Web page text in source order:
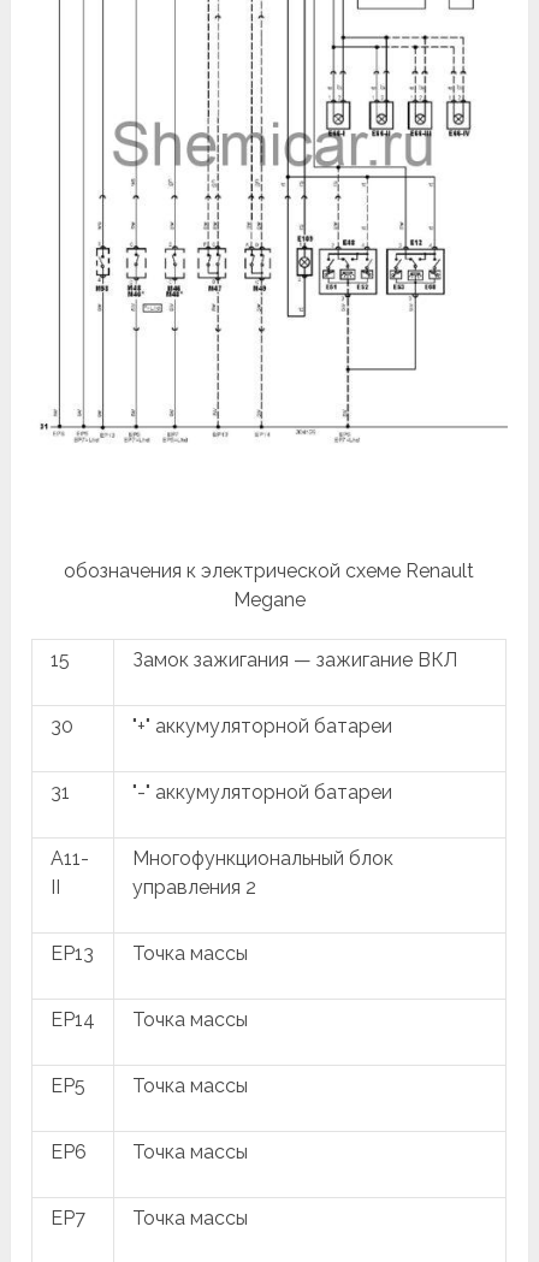
обозначения к электрической схеме Renault
Megane
15 Замок зажигания — зажигание ВКЛ
30 "+" аккумуляторной батареи
31 "-" аккумуляторной батареи
A11-
II
Многофункциональный блок
управления 2
EP13 Точка массы
EP14 Точка массы
EP5 Точка массы
EP6 Точка массы
EP7 Точка массы